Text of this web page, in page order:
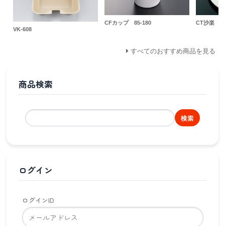
VK-608
CFカップ 85-180 CT沙楽
すべてのおすすめ商品を見る
商品検索
検索
ログイン
ログインID